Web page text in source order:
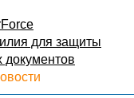
для защиты
документов